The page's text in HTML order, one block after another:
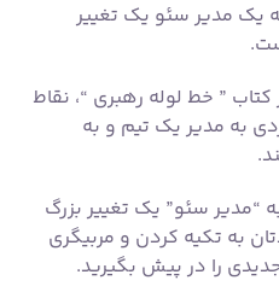
یک مدیر سئو یک تغییر
کتاب ” خط لوله رهبری “، نقاط
به مدیر یک تیم و به
“مدیر سئو” یک تغییر بزرگ
به تکیه کردن و مربیگری
را در پیش بگیرید.